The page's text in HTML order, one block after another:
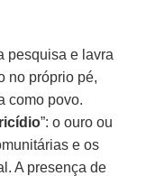
pesquisa e lavra
no próprio pé,
como povo.
”: o ouro ou
e os
A presença de